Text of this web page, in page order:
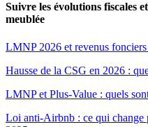
Suivre les évolutions fiscales
meublée
LMNP 2026 et revenus fonciers
Hausse de la CSG en 2026 :
LMNP et Plus-Value : quels
Loi anti-Airbnb : ce qui change